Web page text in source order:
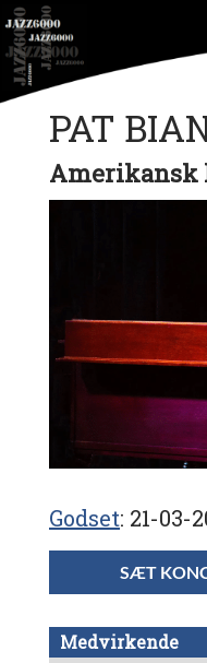
Hop
indhold
PAT
Godset 21-03-
SÆT
Medvirkende